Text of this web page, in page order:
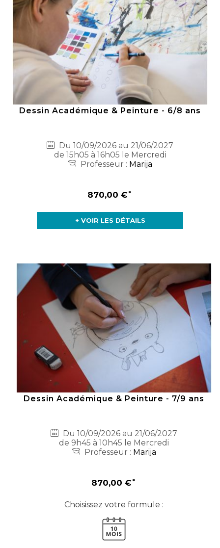
Dessin Académique & Peinture - 6/8 ans
Du 10/09/2026 au 21/06/2027
de 15h05 à 16h05 le Mercredi
Professeur : Marija
870,00 €
+ VOIR LES DÉTAILS
Dessin Académique & Peinture - 7/9 ans
Du 10/09/2026 au 21/06/2027
de 9h45 à 10h45 le Mercredi
Professeur : Marija
870,00 €
Choisissez votre formule :